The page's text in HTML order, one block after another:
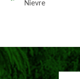
Nievre